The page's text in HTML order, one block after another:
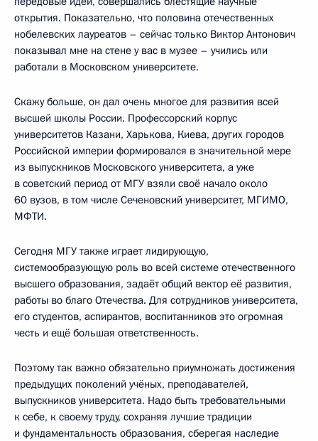
открытия. Показательно, что половина отечественных
нобелевских лауреатов – сейчас только Виктор Антонович
показывал мне на стене у вас в музее – учились или
работали в Московском университете.
Скажу больше, он дал очень многое для развития всей
высшей школы России. Профессорский корпус
университетов Казани, Харькова, Киева, других городов
Российской империи формировался в значительной мере
из выпускников Московского университета, а уже
в советский период от МГУ взяли своё начало около
60 вузов, в том числе Сеченовский университет, МГИМО,
МФТИ.
Сегодня МГУ также играет лидирующую,
системообразующую роль во всей системе отечественного
высшего образования, задаёт общий вектор её развития,
работы во благо Отечества. Для сотрудников университета,
его студентов, аспирантов, воспитанников это огромная
честь и ещё большая ответственность.
Поэтому так важно обязательно приумножать достижения
предыдущих поколений учёных, преподавателей,
выпускников университета. Надо быть требовательными
к себе, к своему труду, сохраняя лучшие традиции
и фундаментальность образования, сберегая наследие